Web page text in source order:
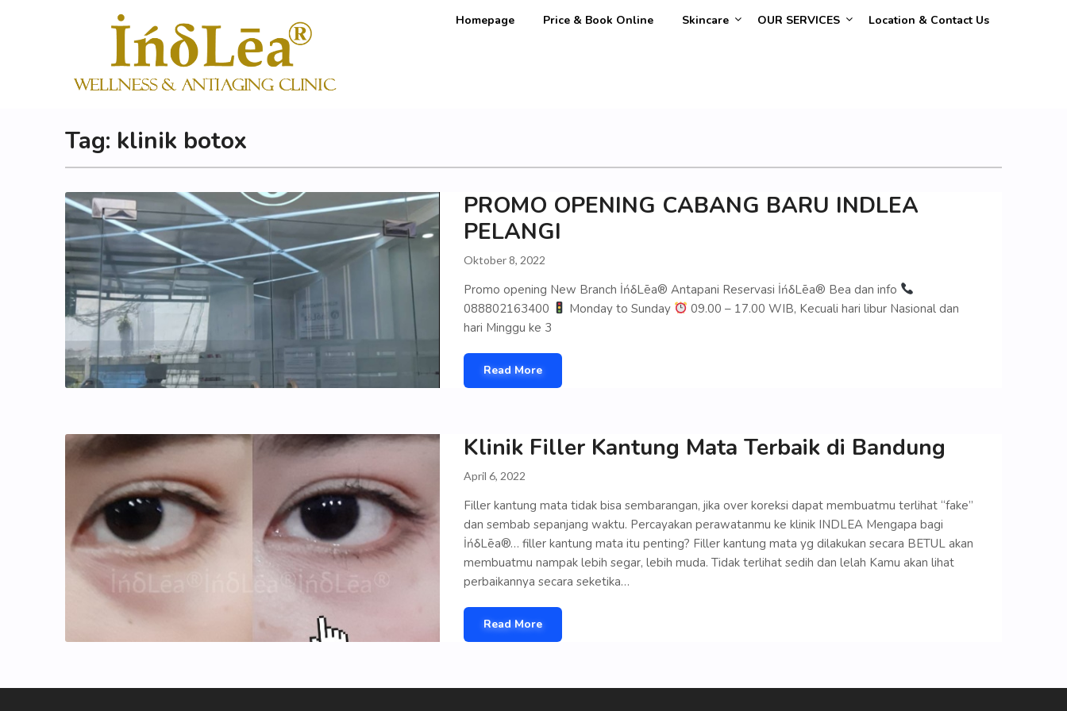
Homepage Price & Book Online Skincare OUR SERVICES Location & Contact Us
Tag: klinik botox
PROMO OPENING CABANG BARU INDLEA
PELANGI
Oktober 8, 2022
Promo opening New Branch İńδLēa® Antapani Reservasi İńδLēa® Bea dan info
088802163400
Monday to Sunday
09.00 – 17.00 WIB, Kecuali hari libur Nasional dan
hari Minggu ke 3
Read More
Klinik Filler Kantung Mata Terbaik di Bandung
April 6, 2022
Filler kantung mata tidak bisa sembarangan, jika over koreksi dapat membuatmu terlihat “fake”
dan sembab sepanjang waktu. Percayakan perawatanmu ke klinik INDLEA Mengapa bagi
İńδLēa®… filler kantung mata itu penting? Filler kantung mata yg dilakukan secara BETUL akan
membuatmu nampak lebih segar, lebih muda. Tidak terlihat sedih dan lelah Kamu akan lihat
perbaikannya secara seketika…
Read More